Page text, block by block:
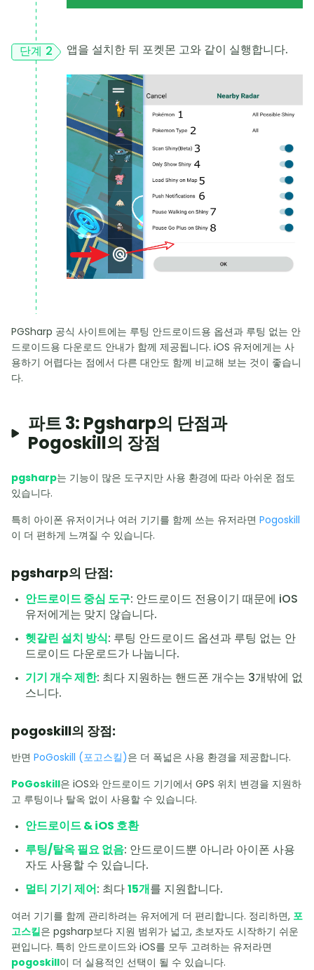
단계 2 앱을 설치한 뒤 포켓몬 고와 같이 실행합니다.
PGSharp 공식 사이트에는 루팅 안드로이드용 옵션과 루팅 없는 안
드로이드용 다운로드 안내가 함께 제공됩니다. iOS 유저에게는 사
용하기 어렵다는 점에서 다른 대안도 함께 비교해 보는 것이 좋습니
다.
파트 3: Pgsharp의 단점과
Pogoskill의 장점
pgsharp는 기능이 많은 도구지만 사용 환경에 따라 아쉬운 점도
있습니다.
특히 아이폰 유저이거나 여러 기기를 함께 쓰는 유저라면 Pogoskill
이 더 편하게 느껴질 수 있습니다.
pgsharp의 단점:
안드로이드 중심 도구: 안드로이드 전용이기 때문에 iOS
유저에게는 맞지 않습니다.
헷갈린 설치 방식: 루팅 안드로이드 옵션과 루팅 없는 안
드로이드 다운로드가 나눕니다.
기기 개수 제한: 최다 지원하는 핸드폰 개수는 3개밖에 없
스니다.
pogoskill의 장점:
반면 PoGoskill (포고스킬)은 더 폭넓은 사용 환경을 제공합니다.
PoGoskill은 iOS와 안드로이드 기기에서 GPS 위치 변경을 지원하
고 루팅이나 탈옥 없이 사용할 수 있습니다.
안드로이드 & iOS 호환
루팅/탈옥 필요 없음: 안드로이드뿐 아니라 아이폰 사용
자도 사용할 수 있습니다.
멀티 기기 제어: 최다15개를 지원합니다.
여러 기기를 함께 관리하려는 유저에게 더 편리합니다. 정리하면, 포
고스킬은 pgsharp보다 지원 범위가 넓고, 초보자도 시작하기 쉬운
편입니다. 특히 안드로이드와 iOS를 모두 고려하는 유저라면
pogoskill이 더 실용적인 선택이 될 수 있습니다.